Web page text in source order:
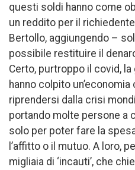
questi soldi hanno come
un reddito per il
Bertollo, aggiungendo –
possibile restituire il
Certo, purtroppo il covid,
hanno colpito
riprendersi dalla crisi
portando molte persone a
solo per poter fare la
l’affitto o il mutuo. A loro,
migliaia di ‘incauti’, che